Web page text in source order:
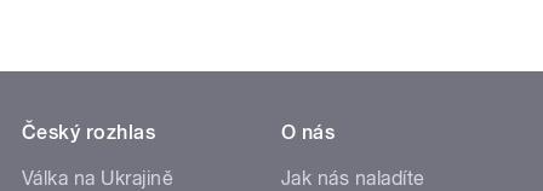
Český rozhlas
Válka na Ukrajině
O nás
Jak nás naladíte